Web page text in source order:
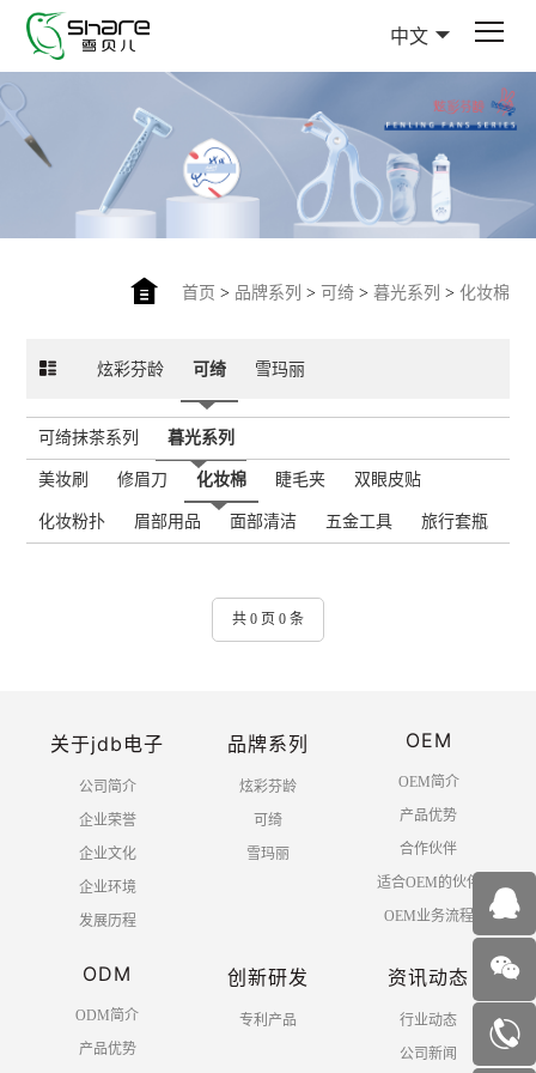
中文
首页 > 品牌系列 > 可绮> 暮光系列 > 化妆棉
炫彩芬龄 可绮 雪玛丽
可绮抹茶系列 暮光系列
美妆刷 修眉刀 化妆棉 睫毛夹 双眼皮贴
化妆粉扑 眉部用品 面部清洁 五金工具 旅行套瓶
共 0 页 0 条
关于jdb电子
公司简介
企业荣誉
企业文化
企业环境
发展历程
品牌系列
炫彩芬龄
可绮
雪玛丽
OEM
OEM简介
产品优势
合作伙伴
适合OEM的伙伴
OEM业务流程
ODM
ODM简介
产品优势
创新研发
专利产品
资讯动态
行业动态
公司新闻